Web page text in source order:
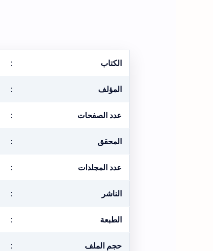
الكتاب :
المؤلف :
عدد الصفحات :
المحقق :
عدد المجلدات :
الناشر :
الطبعة :
حجم الملف :